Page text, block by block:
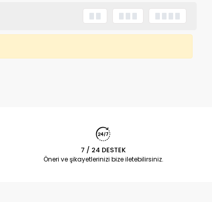
7 / 24 DESTEK
Öneri ve şikayetlerinizi bize iletebilirsiniz.